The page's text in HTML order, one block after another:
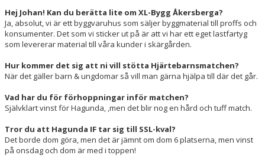
Hej Johan! Kan du berätta lite om XL-Bygg Åkersberga?
Ja, absolut, vi är ett byggvaruhus som säljer byggmaterial till proffs och
konsumenter. Det som vi sticker ut på är att vi har ett eget lastfartyg
som levererar material till våra kunder i skärgården.
Hur kommer det sig att ni vill stötta Hjärtebarnsmatchen?
När det gäller barn & ungdomar så vill man gärna hjälpa till där det går.
Vad har du för förhoppningar inför matchen?
Självklart vinst för Hagunda, ,men det blir nog en hård och tuff match.
Tror du att Hagunda IF tar sig till SSL-kval?
Det borde dom göra, men det är jämnt om dom 6 platserna, men vinst
på onsdag och dom är med i toppen!